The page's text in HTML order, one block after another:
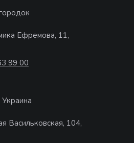
Ефремова, 11,
99 00
Васильковская, 104,